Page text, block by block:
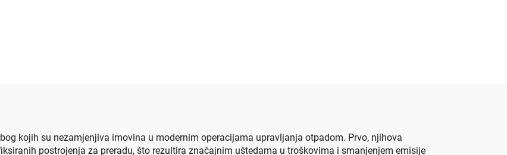
kojih su nezamjenjiva imovina u modernim operacijama upravljanja otpadom. Prvo, njihova
postrojenja za preradu, što rezultira značajnim uštedama u troškovima i smanjenjem emisije